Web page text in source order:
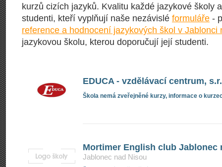
kurzů cizích jazyků. Kvalitu každé jazykové školy
studenti, kteří vyplňují naše nezávislé formuláře -
reference a hodnocení jazykových škol v Jablonci
jazykovou školu, kterou doporučují její studenti.
EDUCA - vzdělávací centrum,
Škola nemá zveřejněné kurzy, informace o
Mortimer English club Jablonec
Jablonec nad Nisou